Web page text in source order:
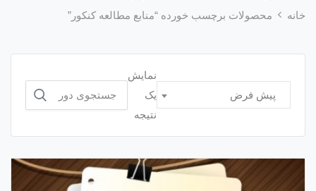
خانه محصولات برچسب خورده “منابع مطالعه کنکور”
پیش فرض
نمایش
یک
نتیجه برای: